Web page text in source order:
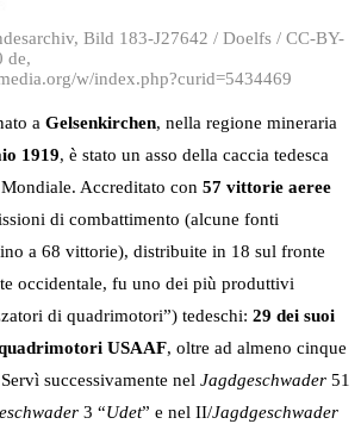
Bild 183-J27642 / Doelfs / CC-BY-
de,
w/index.php?curid=5434469
a Gelsenkirchen, nella regione mineraria
1919, è stato un asso della caccia tedesca
Accreditato con 57 vittorie aeree
di combattimento (alcune fonti
a 68 vittorie), distribuite in 18 sul fronte
occidentale, fu uno dei più produttivi
di quadrimotori”) tedeschi: 29 dei suoi
USAAF, oltre ad almeno cinque
successivamente nel Jagdgeschwader 51
3 “Udet” e nel II/Jagdgeschwader